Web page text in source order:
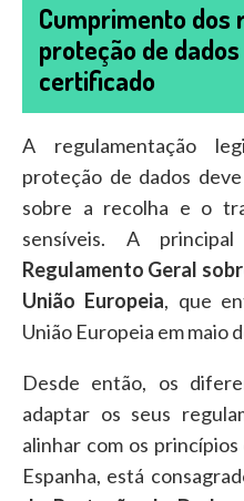
Cumprimento dos
proteção de
certificado
A regulamentação
proteção de dados
sobre a recolha e o
sensíveis. A
Regulamento Geral
União Europeia, que
União Europeia em maio
Desde então, os
adaptar os seus
alinhar com os
Espanha, está